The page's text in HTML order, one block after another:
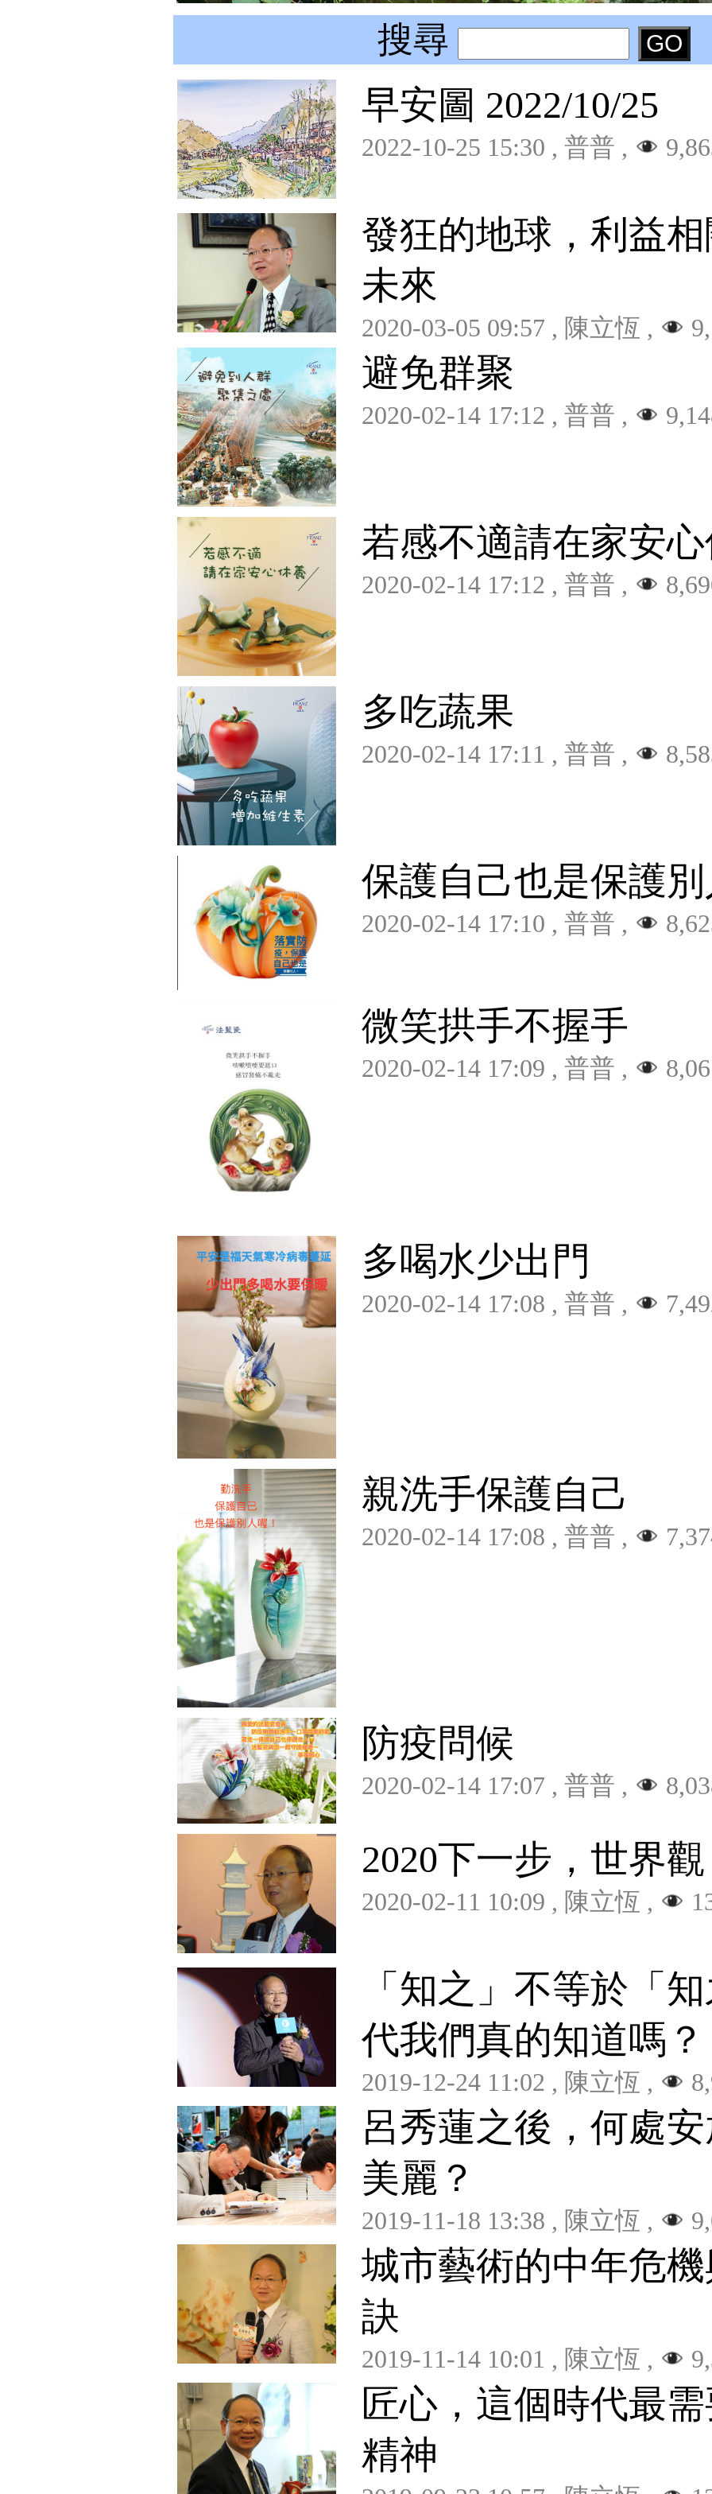
搜尋
早安圖 2022/10/25
2022-10-25 15:30 , 普普 ,
發狂的地球，利益
未來
2020-03-05 09:57 , 陳立恆 ,
避免群聚
2020-02-14 17:12 , 普普 ,
若感不適請在家安
2020-02-14 17:12 , 普普 ,
多吃蔬果
2020-02-14 17:11 , 普普 ,
保護自己也是保護
2020-02-14 17:10 , 普普 ,
微笑拱手不握手
2020-02-14 17:09 , 普普 ,
多喝水少出門
2020-02-14 17:08 , 普普 ,
親洗手保護自己
2020-02-14 17:08 , 普普 ,
防疫問候
2020-02-14 17:07 , 普普 ,
2020下一步，世界
2020-02-11 10:09 , 陳立恆 ,
「知之」不等於「
代我們真的知道嗎？
2019-12-24 11:02 , 陳立恆 ,
呂秀蓮之後，何處
美麗？
2019-11-18 13:38 , 陳立恆 ,
城市藝術的中年危
訣
2019-11-14 10:01 , 陳立恆 ,
匠心，這個時代最
精神